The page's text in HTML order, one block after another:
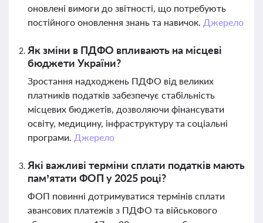
оновлені вимоги до звітності, що потребують
постійного оновлення знань та навичок. Джерело
Як зміни в ПДФО впливають на місцеві
бюджети України?
Зростання надходжень ПДФО від великих
платників податків забезпечує стабільність
місцевих бюджетів, дозволяючи фінансувати
освіту, медицину, інфраструктуру та соціальні
програми. Джерело
Які важливі терміни сплати податків мають
пам’ятати ФОП у 2025 році?
ФОП повинні дотримуватися термінів сплати
авансових платежів з ПДФО та військового